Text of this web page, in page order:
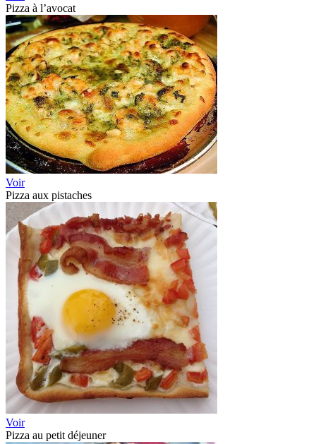
Pizza à l’avocat
Voir
Pizza aux pistaches
Voir
Pizza au petit déjeuner